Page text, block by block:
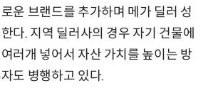
운 브랜드를 추가하며 메가 딜러 성
다. 지역 딜러사의 경우 자기 건물에
러개 넣어서 자산 가치를 높이는 방
도 병행하고 있다.